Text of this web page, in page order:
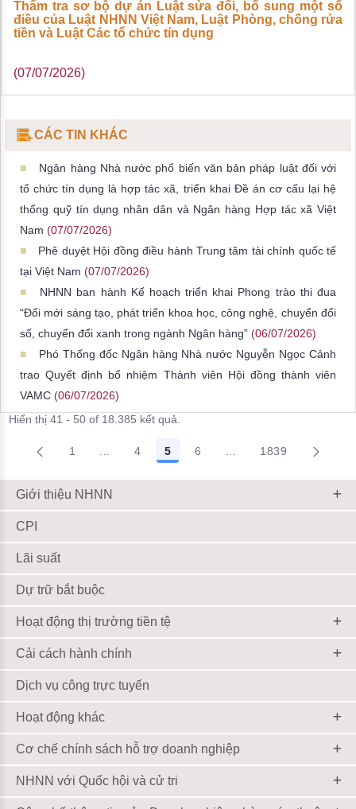
Thẩm tra sơ bộ dự án Luật sửa đổi, bổ sung một số
điều của Luật NHNN Việt Nam, Luật Phòng, chống rửa
tiền và Luật Các tổ chức tín dụng
(07/07/2026)
CÁC TIN KHÁC
Ngân hàng Nhà nước phổ biến văn bản pháp luật đối với
tổ chức tín dụng là hợp tác xã, triển khai Đề án cơ cấu lại hệ
thống quỹ tín dụng nhân dân và Ngân hàng Hợp tác xã Việt
Nam (07/07/2026)
Phê duyệt Hội đồng điều hành Trung tâm tài chính quốc tế
tại Việt Nam (07/07/2026)
NHNN ban hành Kế hoạch triển khai Phong trào thi đua
“Đổi mới sáng tạo, phát triển khoa học, công nghệ, chuyển đổi
số, chuyển đổi xanh trong ngành Ngân hàng” (06/07/2026)
Phó Thống đốc Ngân hàng Nhà nước Nguyễn Ngọc Cảnh
trao Quyết định bổ nhiệm Thành viên Hội đồng thành viên
VAMC (06/07/2026)
Hiển thị 41 - 50 of 18.385 kết quả.
1 ...Trang trung gian Use TAB to navigate.
4 5 6 ...Trang trung gian Use
1839
Giới thiệu NHNN
CPI
Lãi suất
Dự trữ bắt buộc
Hoạt động thị trường tiền tệ
Cải cách hành chính
Dịch vụ công trực tuyến
Hoạt động khác
Cơ chế chính sách hỗ trợ doanh nghiệp
NHNN với Quốc hội và cử tri